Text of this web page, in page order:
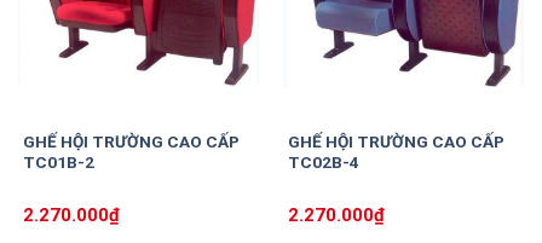
GHẾ HỘI TRƯỜNG CAO CẤP
TC01B-2
2.270.000₫
GHẾ HỘI TRƯỜNG CAO CẤP
TC02B-4
2.270.000₫